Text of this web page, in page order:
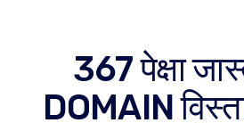
367 पेक्षा
DOMAIN